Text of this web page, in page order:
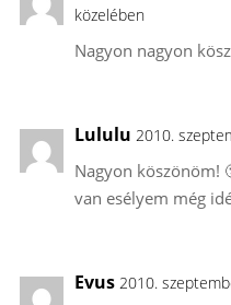
közelében
Nagyon nagyon
Lululu 2010.
Nagyon köszönöm!
van esélyem még
Evus 2010.